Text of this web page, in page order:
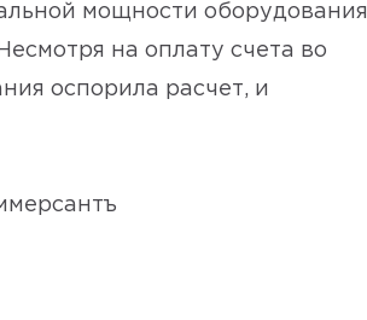
мощности оборудования
на оплату счета во
оспорила расчет, и